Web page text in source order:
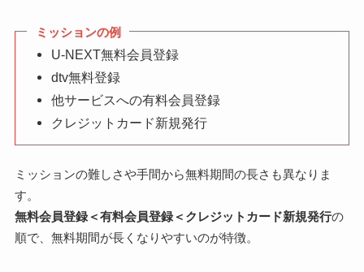
ミッションの例
U-NEXT無料会員登録
dtv無料登録
他サービスへの有料会員登録
クレジットカード新規発行
ミッションの難しさや手間から無料期間の長さも異なりま
す。
無料会員登録＜有料会員登録＜クレジットカード新規発行の
順で、無料期間が長くなりやすいのが特徴。